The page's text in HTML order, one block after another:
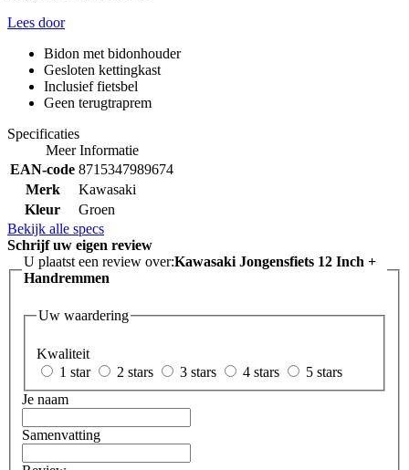
Lees door
Bidon met bidonhouder
Gesloten kettingkast
Inclusief fietsbel
Geen terugtraprem
Specificaties
Meer Informatie
EAN-code 8715347989674
Merk
Kawasaki
Kleur
Groen
Bekijk alle specs
Schrijf uw eigen review
U plaatst een review over:Kawasaki Jongensfiets 12 Inch +
Handremmen
Uw waardering
Kwaliteit
1 star
2 stars 3 stars 4 stars
5 stars
Je naam
Samenvatting